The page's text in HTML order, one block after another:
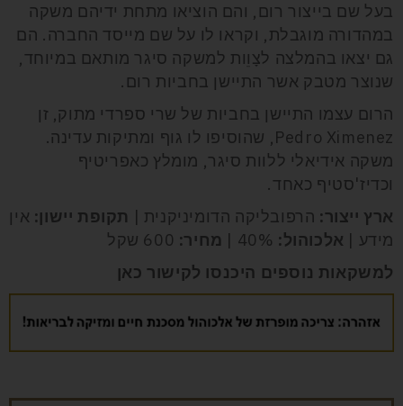
בעל שם בייצור רום, והם הוציאו מתחת ידיהם משקה
במהדורה מוגבלת, וקראו לו על שם מייסד החברה. הם
גם יצאו בהמלצה לצָוֵות למשקה סיגר מותאם במיוחד,
שנוצר מטבק אשר התיישן בחביות רום.
הרום עצמו התיישן בחביות של שרי ספרדי מתוק, זן
Pedro Ximenez, שהוסיפו לו גוף ומתיקות עדינה.
משקה אידיאלי ללוות סיגר, מומלץ כאפריטיף
וכדיז'סטיף כאחד.
ארץ ייצור: הרפובליקה הדומיניקנית | תקופת יישון: אין
מידע | אלכוהול: מחיר:
למשקאות נוספים היכנסו לקישור כאן